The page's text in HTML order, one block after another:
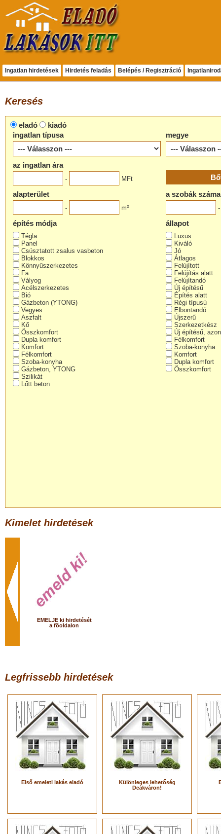
Ingatlan hirdetések Hirdetés feladás Belépés / Regisztráció
Keresés
eladó
kiadó
ingatlan típusa
megye
az ingatlan ára
- MFt
alapterület
- m²
a szobák száma
építés módja
Tégla
Panel
Csúsztatott zsalus vasbeton
Blokkos
Könnyűszerkezetes
Fa
Vályog
Acélszerkezetes
Bió
Gázbeton (YTONG)
Vegyes
Aszfalt
Kő
Összkomfort
Dupla komfort
Komfort
Félkomfort
Szoba-konyha
Gázbeton, YTONG
Szilikát
Lőtt beton
állapot
Luxus
Kiváló
Jó
Átlagos
Felújított
Felújítás alatt
Felújítandó
Új építésű
Építés alatt
Régi típusú
Elbontandó
Újszerű
Szerkezetkész
Új építésű,
Félkomfort
Szoba-konyha
Komfort
Dupla komfort
Összkomfort
Kimelet hirdetések
EMELJE ki hirdetését
a fõoldalon
Legfrissebb hirdetések
Első emeleti lakás eladó
Különleges lehetőség
Deákváron!